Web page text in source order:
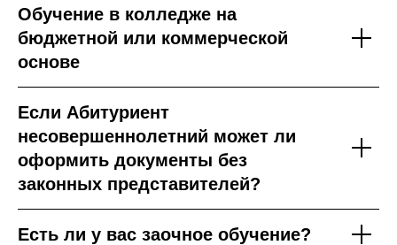
Обучение в колледже на
бюджетной или коммерческой
основе
Если Абитуриент
несовершеннолетний может ли
оформить документы без
законных представителей?
Есть ли у вас заочное обучение?